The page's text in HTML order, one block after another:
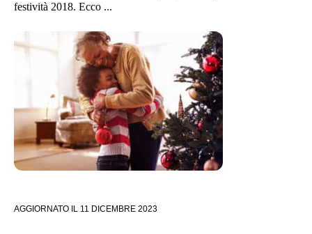
festività 2018. Ecco ...
AGGIORNATO IL 11 DICEMBRE 2023